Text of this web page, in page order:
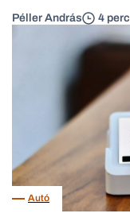
Péller András 4 perc
Autó